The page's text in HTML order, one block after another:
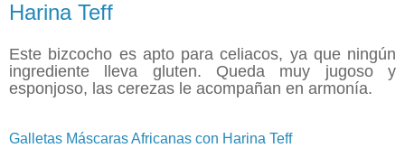
Harina Teff
Este bizcocho es apto para celiacos, ya que ningún
ingrediente lleva gluten. Queda muy jugoso y
esponjoso, las cerezas le acompañan en armonía.
Galletas Máscaras Africanas con Harina Teff